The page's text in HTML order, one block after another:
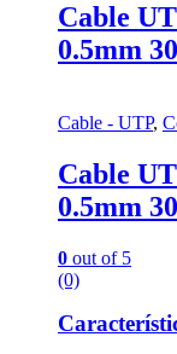
Cable
0.5mm
Cable - UTP,
Cable
0.5mm
0 out of 5
(0)